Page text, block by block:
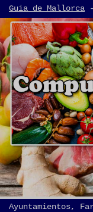
Guia de Mallorca
Ayuntamientos,